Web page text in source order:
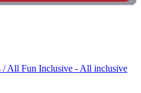
All Fun Inclusive - All inclusive